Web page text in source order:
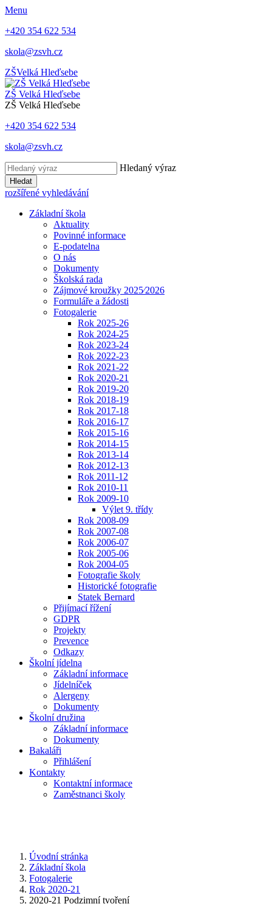
Menu
+420 354 622 534
skola@zsvh.cz
ZŠVelká Hleďsebe
ZŠ Velká Hleďsebe
ZŠ Velká Hleďsebe
+420 354 622 534
skola@zsvh.cz
Hledaný výraz
Hledat
rozšířené vyhledávání
Základní škola
Aktuality
Povinné informace
E-podatelna
O nás
Dokumenty
Školská rada
Zájmové kroužky 2025⁄2026
Formuláře a žádosti
Fotogalerie
Rok 2025-26
Rok 2024-25
Rok 2023-24
Rok 2022-23
Rok 2021-22
Rok 2020-21
Rok 2019-20
Rok 2018-19
Rok 2017-18
Rok 2016-17
Rok 2015-16
Rok 2014-15
Rok 2013-14
Rok 2012-13
Rok 2011-12
Rok 2010-11
Rok 2009-10
Výlet 9. třídy
Rok 2008-09
Rok 2007-08
Rok 2006-07
Rok 2005-06
Rok 2004-05
Fotografie školy
Historické fotografie
Statek Bernard
Přijímací řížení
GDPR
Projekty
Prevence
Odkazy
Školní jídelna
Základní informace
Jídelníček
Alergeny
Dokumenty
Školní družina
Základní informace
Dokumenty
Bakaláři
Přihlášení
Kontakty
Kontaktní informace
Zaměstnanci školy
Úvodní stránka
Základní škola
Fotogalerie
Rok 2020-21
2020-21 Podzimní tvoření